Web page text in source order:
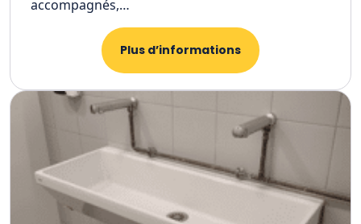
accompagnés,…
Plus d’informations